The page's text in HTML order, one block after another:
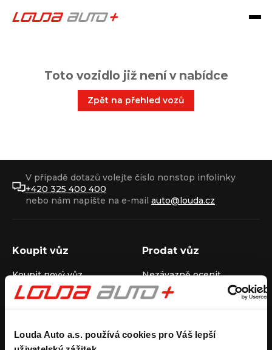
Louda Auto a.s. používá cookies pro Váš lepší
Toto vozidlo již není v nabídce
Zpět na přehled vozů
V případě dotazů volejte číslo nonstop infolinky
+420 325 400 400
nebo nám napište na e-mail auto@louda.cz
Koupit vůz
Koupit nový vůz
Koupit ojetý vůz
Koupit užitkový vůz
Prodat vůz
Nezávazně ocenit
Průběh výkupu vozu
Pronájem Společnost